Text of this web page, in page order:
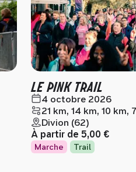
LE PINK TRAIL
4 octobre 2026
21 km, 14 km, 10 km,
Divion (62)
À partir de 5,00 €
Marche Trail